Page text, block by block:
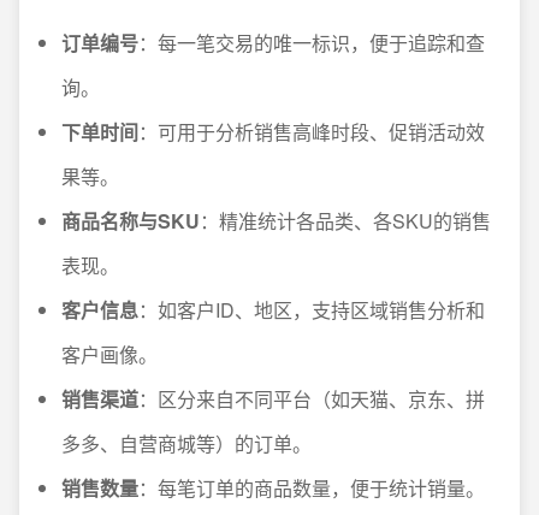
订单编号：每一笔交易的唯一标识，便于追踪和查
询。
下单时间：可用于分析销售高峰时段、促销活动效
果等。
商品名称与SKU：精准统计各品类、各SKU的销售
表现。
客户信息：如客户ID、地区，支持区域销售分析和
客户画像。
销售渠道：区分来自不同平台（如天猫、京东、拼
多多、自营商城等）的订单。
销售数量：每笔订单的商品数量，便于统计销量。